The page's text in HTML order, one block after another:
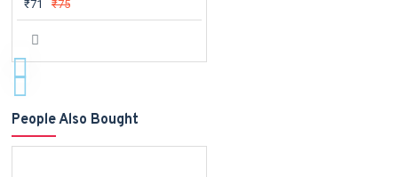
₹71 ₹75
People Also Bought